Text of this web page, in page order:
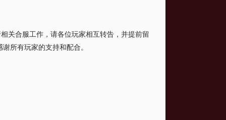
合服工作，请各位玩家相互转告，并提前留
所有玩家的支持和配合。